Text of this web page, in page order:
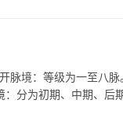
脉境：等级为一至八
分为初期、中期、后